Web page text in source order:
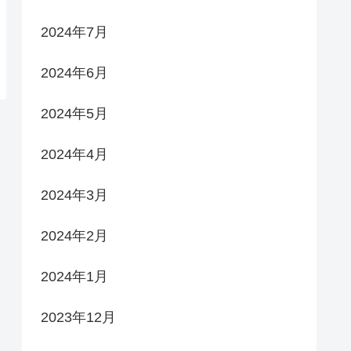
2024年7月
2024年6月
2024年5月
2024年4月
2024年3月
2024年2月
2024年1月
2023年12月